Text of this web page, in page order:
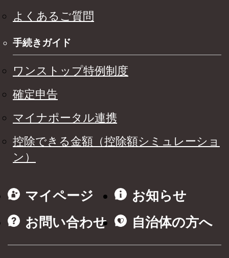
よくあるご質問
手続きガイド
ワンストップ特例制度
確定申告
マイナポータル連携
控除できる金額（控除額シミュレーショ
ン）
マイページ
お知らせ
お問い合わせ
自治体の方へ